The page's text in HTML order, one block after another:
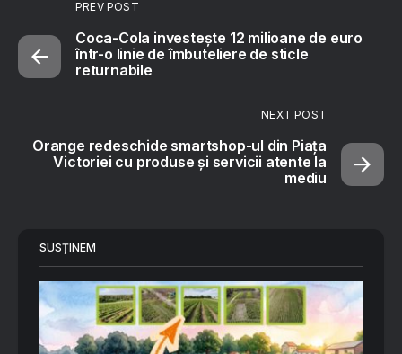
PREV POST
Coca-Cola investește 12 milioane de euro
într-o linie de îmbuteliere de sticle
returnabile
NEXT POST
Orange redeschide smartshop-ul din Piața
Victoriei cu produse și servicii atente la
mediu
SUSȚINEM